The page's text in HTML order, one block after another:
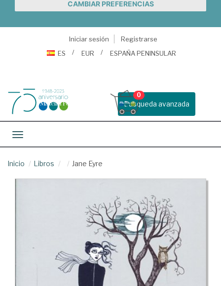
CAMBIAR PREFERENCIAS
Iniciar sesión
Registrarse
ES
EUR ESPAÑA PENINSULAR
Busqueda avanzada
0
Toggle navigation
Inicio Libros Jane Eyre